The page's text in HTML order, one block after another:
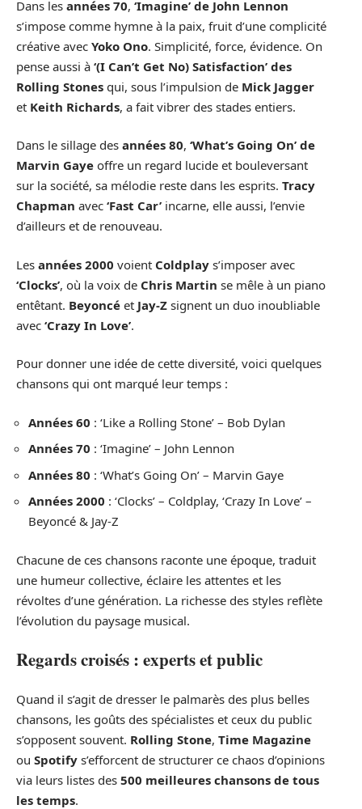
Dans les années 70, ‘Imagine’ de John Lennon
s’impose comme hymne à la paix, fruit d’une complicité
créative avec Yoko Ono. Simplicité, force, évidence. On
pense aussi à ‘(I Can’t Get No) Satisfaction’ des
Rolling Stones qui, sous l’impulsion de Mick Jagger
et Keith Richards, a fait vibrer des stades entiers.
Dans le sillage des années 80, ‘What’s Going On’ de
Marvin Gaye offre un regard lucide et bouleversant
sur la société, sa mélodie reste dans les esprits. Tracy
Chapman avec ‘Fast Car’ incarne, elle aussi, l’envie
d’ailleurs et de renouveau.
Les années 2000 voient Coldplay s’imposer avec
‘Clocks’, où la voix de Chris Martin se mêle à un piano
entêtant. Beyoncé et Jay-Z signent un duo inoubliable
avec ‘Crazy In Love’.
Pour donner une idée de cette diversité, voici quelques
chansons qui ont marqué leur temps :
Années 60 : ‘Like a Rolling Stone’ – Bob Dylan
Années 70 : ‘Imagine’ – John Lennon
Années 80 : ‘What’s Going On’ – Marvin Gaye
Années 2000 : ‘Clocks’ – Coldplay, ‘Crazy In Love’ –
Beyoncé & Jay-Z
Chacune de ces chansons raconte une époque, traduit
une humeur collective, éclaire les attentes et les
révoltes d’une génération. La richesse des styles reflète
l’évolution du paysage musical.
Regards croisés : experts et public
Quand il s’agit de dresser le palmarès des plus belles
chansons, les goûts des spécialistes et ceux du public
s’opposent souvent. Rolling Stone, Time Magazine
ou Spotify s’efforcent de structurer ce chaos d’opinions
via leurs listes des 500 meilleures chansons de tous
les temps.